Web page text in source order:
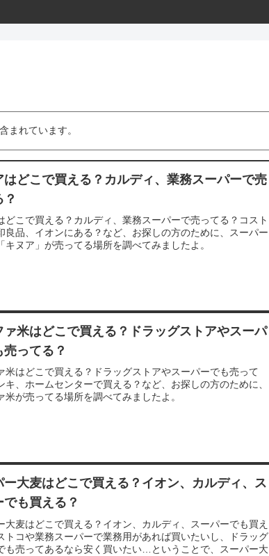
まれています。
はどこで買える？カルディ、業務スーパーで売
？
どこで買える？カルディ、業務スーパーで売ってる？コスト
良品、イオンにある？など、お探しの方のために、スーパー
キヌア」が売ってる場所を調べてみましたよ。
ァ米はどこで買える？ドラッグストアやスーパ
売ってる？
米はどこで買える？ドラッグストアやスーパーでも売って
キ、ホームセンターで買える？など、お探しの方のために、
米が売ってる場所を調べてみましたよ。
ー大麦はどこで買える？イオン、カルディ、ス
でも買える？
大麦はどこで買える？イオン、カルディ、スーパーでも買え
トコや業務スーパーで業務用があれば買いたいし、ドラッグ
も売ってあるなら安く買いたい…ということで、スーパー大